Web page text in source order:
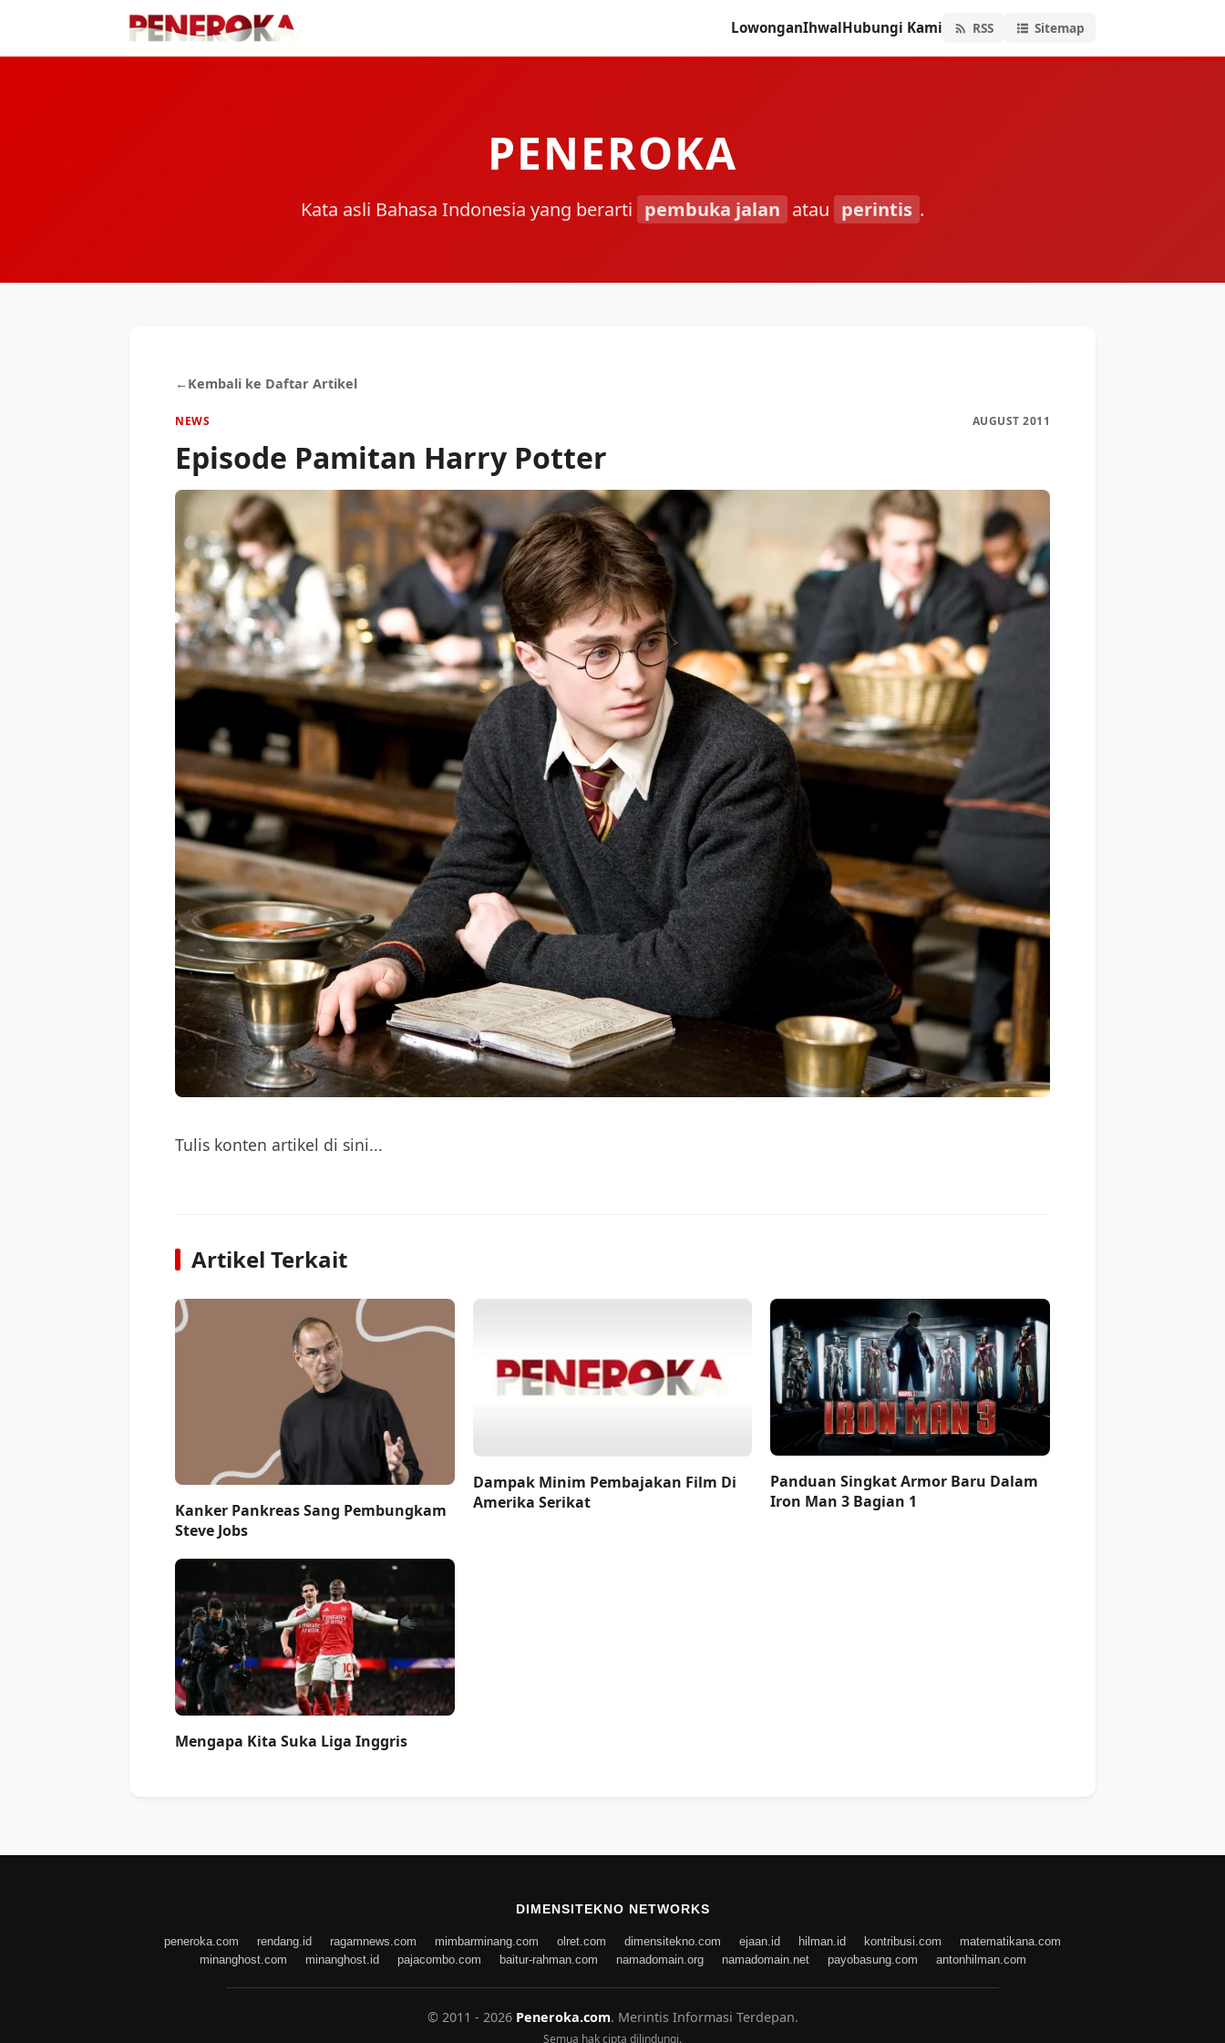
LowonganIhwalHubungi Kami RSS Sitemap
PENEROKA
Kata asli Bahasa Indonesia yang berarti pembuka jalan atau perintis .
← Kembali ke Daftar Artikel
NEWS AUGUST 2011
Episode Pamitan Harry Potter
Tulis konten artikel di sini...
Artikel Terkait
Kanker Pankreas Sang Pembungkam
Steve Jobs
Dampak Minim Pembajakan Film Di
Amerika Serikat
Panduan Singkat Armor Baru Dalam
Iron Man 3 Bagian 1
Mengapa Kita Suka Liga Inggris
DIMENSITEKNO NETWORKS
peneroka.com rendang.id ragamnews.com mimbarminang.com olret.com dimensitekno.com ejaan.id hilman.id kontribusi.com
matematikana.com
minanghost.com
minanghost.id pajacombo.com baitur-rahman.com namadomain.org namadomain.net payobasung.com antonhilman.com
© 2011 - 2026 Peneroka.com. Merintis Informasi Terdepan.
Semua hak cipta dilindungi.